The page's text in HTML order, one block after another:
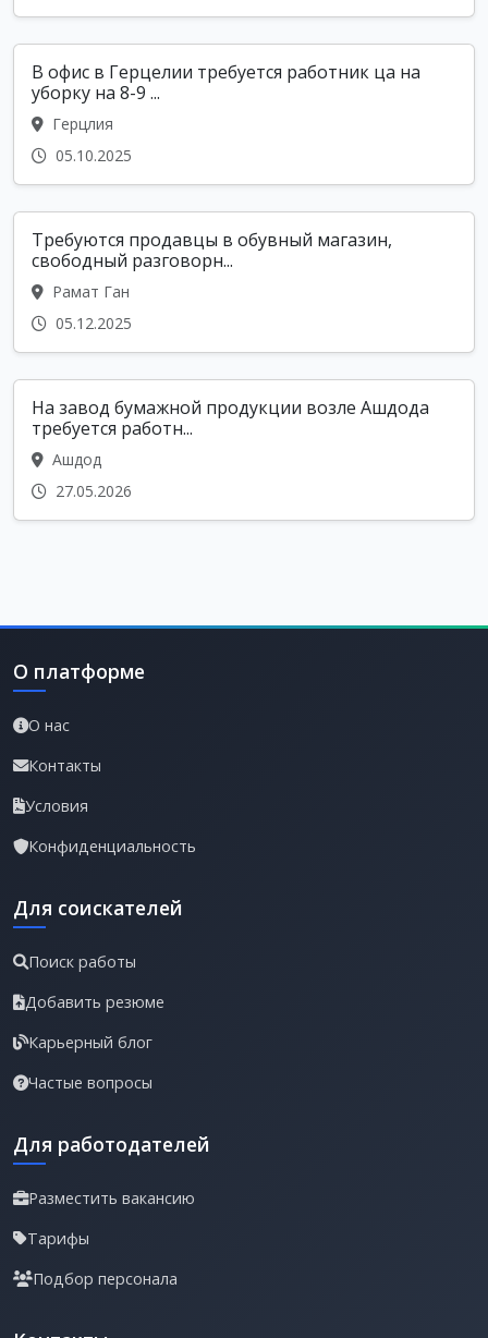
В офис в Герцелии требуется работник ца на
уборку на 8-9 ...
Герцлия
05.10.2025
Требуются продавцы в обувный магазин,
свободный разговорн...
Рамат Ган
05.12.2025
На завод бумажной продукции возле Ашдода
требуется работн...
Ашдод
27.05.2026
О платформе
О нас
Контакты
Условия
Конфиденциальность
Для соискателей
Поиск работы
Добавить резюме
Карьерный блог
Частые вопросы
Для работодателей
Разместить вакансию
Тарифы
Подбор персонала